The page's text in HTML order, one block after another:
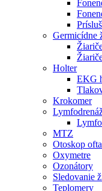
Germicídne
Holter
EKG
Krokomer
MTZ
Otoskop
Oxymetre
Ozonátory
Sledovanie
Teplomery